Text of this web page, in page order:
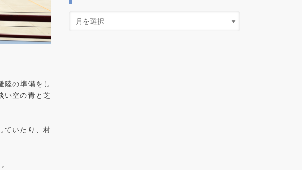
陸の準備をし
い空の青と芝
ていたり、村